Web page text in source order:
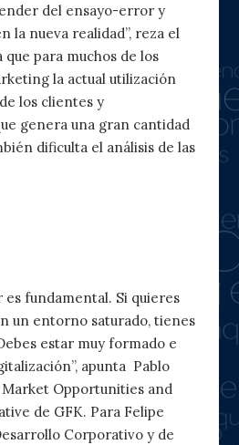
del ensayo-error y
la nueva realidad”, reza el
para muchos de los
la actual utilización
los clientes y
genera una gran cantidad
dificulta el análisis de las
es fundamental. Si quieres
un entorno saturado, tienes
estar muy formado e
apunta Pablo
Opportunities and
de GFK. Para Felipe
Corporativo y de